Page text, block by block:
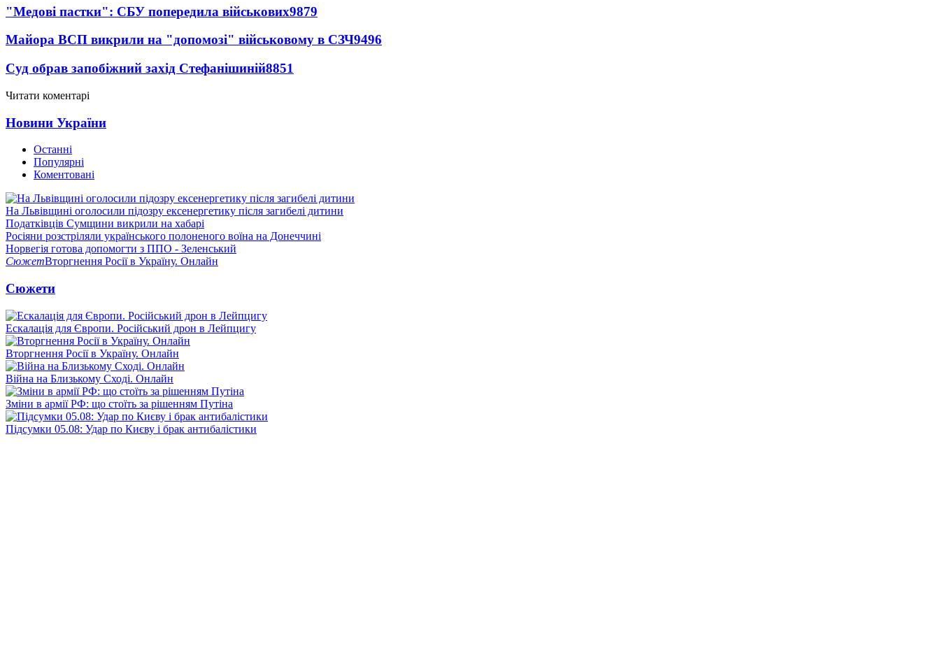
"Медові пастки": СБУ попередила військових9879
Майора ВСП викрили на "допомозі" військовому в СЗЧ9496
Суд обрав запобіжний захід Стефанішиній8851
Читати коментарі
Новини України
Останні
Популярні
Коментовані
На Львівщині оголосили підозру ексенергетику після загибелі дитини
Податківців Сумщини викрили на хабарі
Росіяни розстріляли українського полоненого воїна на Донеччині
Норвегія готова допомогти з ППО - Зеленський
СюжетВторгнення Росії в Україну. Онлайн
Сюжети
Ескалація для Європи. Російський дрон в Лейпцигу
Вторгнення Росії в Україну. Онлайн
Війна на Близькому Сході. Онлайн
Зміни в армії РФ: що стоїть за рішенням Путіна
Підсумки 05.08: Удар по Києву і брак антибалістики